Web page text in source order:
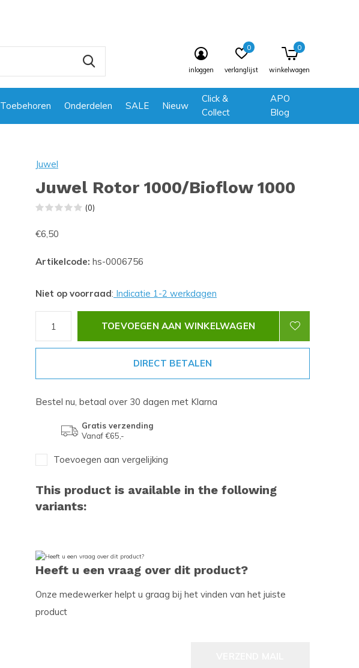
Toebehoren Onderdelen SALE Nieuw
Click &
Collect
APO
Blog
inloggen verlanglijst
0
winkelwagen
0
Juwel
Juwel Rotor 1000/Bioflow 1000
(0)
€6,50
Artikelcode: hs-0006756
Niet op voorraad: Indicatie 1-2 werkdagen
TOEVOEGEN AAN WINKELWAGEN
DIRECT BETALEN
Bestel nu, betaal over 30 dagen met Klarna
Gratis verzending
Vanaf €65,-
Toevoegen aan vergelijking
This product is available in the following
variants:
Heeft u een vraag over dit product?
Onze medewerker helpt u graag bij het vinden van het juiste
product